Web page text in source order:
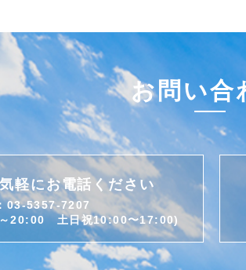
お問い合
軽にお電話ください
03-5357-7207
20:00 土日祝10:00〜17:00)